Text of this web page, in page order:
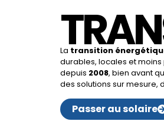
La transition
durables, locales et moins
depuis 2008, bien avant
des solutions sur mesure,
Passer au solaire